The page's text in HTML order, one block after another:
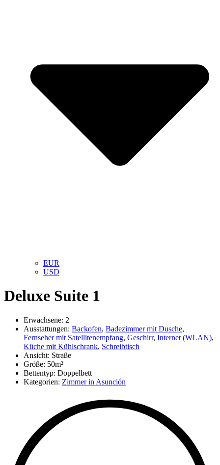
EUR
USD
Deluxe Suite 1
Erwachsene: 2
Ausstattungen: Backofen, Badezimmer mit Dusche,
Fernseher mit Satellitenempfang, Geschirr, Internet (WLAN),
Küche mit Kühlschrank, Schreibtisch
Ansicht: Straße
Größe: 50m²
Bettentyp: Doppelbett
Kategorien: Zimmer in Asunción